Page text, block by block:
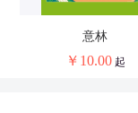
意林
￥ 10.00起